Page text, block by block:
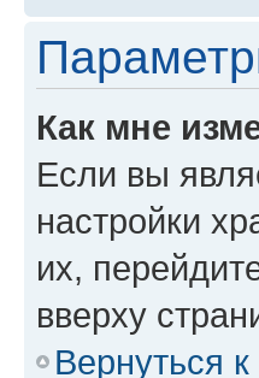
Как мне
Если вы
настройки
их,
вверху
Вернуться